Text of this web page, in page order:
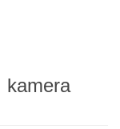
kamera